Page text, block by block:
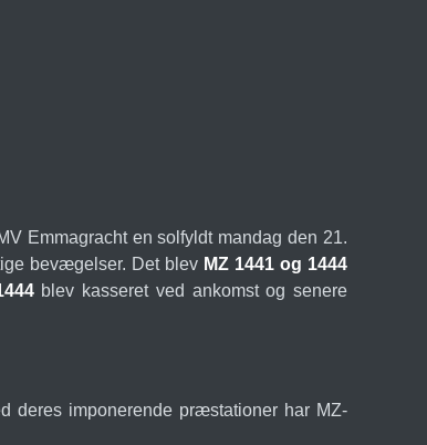
Emmagracht en solfyldt mandag den 21.
bevægelser. Det blev MZ 1441 og 1444
blev kasseret ved ankomst og senere
deres imponerende præstationer har MZ-